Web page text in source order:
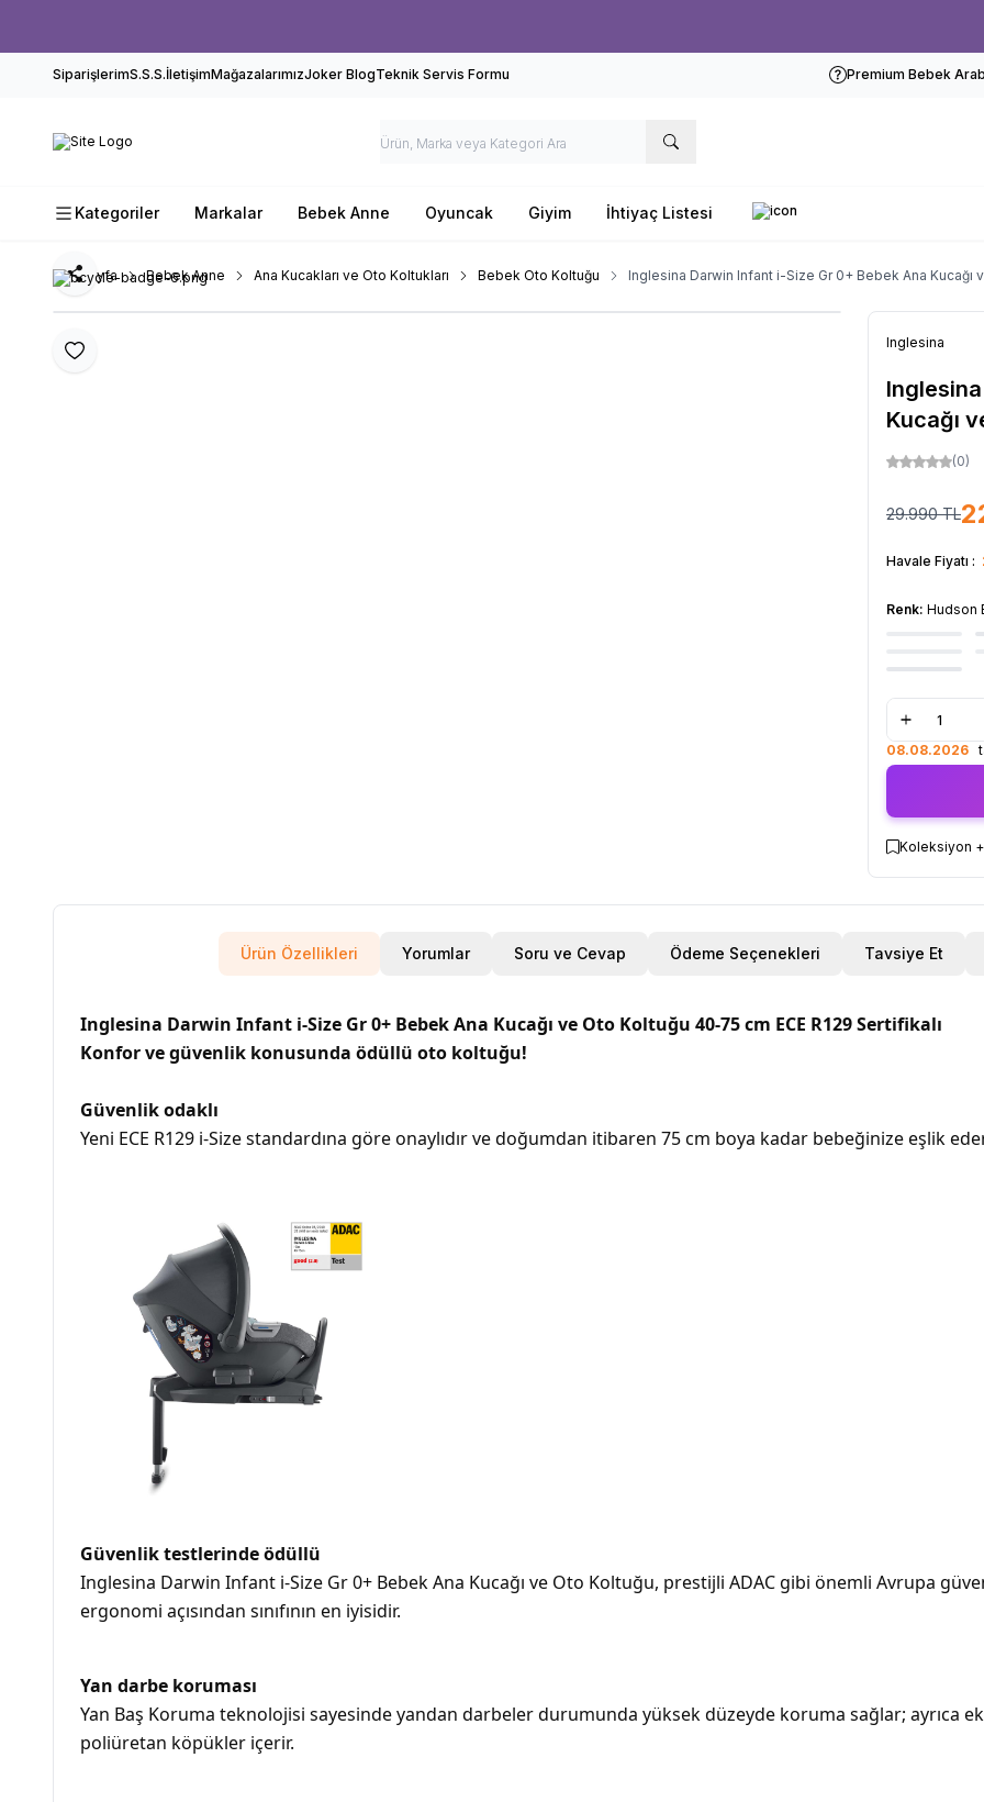
SiparişlerimS.S.S.İletişimMağazalarımızJoker BlogTeknik Servis Formu Premium Bebek
Kategoriler Markalar Bebek Anne Oyuncak Giyim İhtiyaç Listesi
Ana Sayfa Bebek Anne Ana Kucakları ve Oto Koltukları Bebek Oto Koltuğu Inglesina Darwin Infant i-Size Gr 0+ Bebek Ana
Favoriye Ekle
Paylaş
Inglesina
Kucağı
(0)
29.990TL
Havale Fiyatı :
Renk: Hudson
08.08.2026
Koleksiyon +
Ürün Özellikleri Yorumlar Soru ve Cevap Ödeme Seçenekleri Tavsiye Et
Inglesina Darwin Infant i-Size Gr 0+ Bebek Ana Kucağı ve Oto Koltuğu 40-75 cm ECE R129 Sertifikalı
Konfor ve güvenlik konusunda ödüllü oto koltuğu!
Güvenlik odaklı
Yeni ECE R129 i-Size standardına göre onaylıdır ve doğumdan itibaren 75 cm boya kadar bebeğinize eşlik
Güvenlik testlerinde ödüllü
Inglesina Darwin Infant i-Size Gr 0+ Bebek Ana Kucağı ve Oto Koltuğu, prestijli ADAC gibi önemli Avrupa
ergonomi açısından sınıfının en iyisidir.
Yan darbe koruması
Yan Baş Koruma teknolojisi sayesinde yandan darbeler durumunda yüksek düzeyde koruma sağlar; ayrıca
poliüretan köpükler içerir.